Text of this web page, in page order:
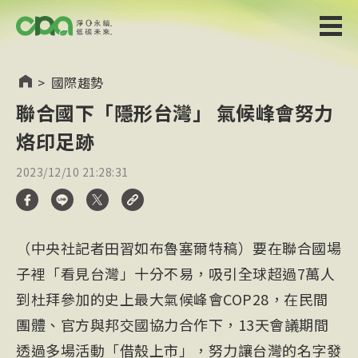
> 國際趨勢
聯合國下「隱形台灣」 氣候峰會努力
烙印足跡
2023/12/10 21:28:31
（中央社記者田習如布魯塞爾特稿）要在聯合國場
子裡「看見台灣」十分不易，吸引全球超過7萬人
到杜拜參加的史上最大氣候峰會COP28，在民間
團體、官方與邦交國協力合作下，13天會議期間
透過多場活動「借殼上市」，努力讓台灣的名字發